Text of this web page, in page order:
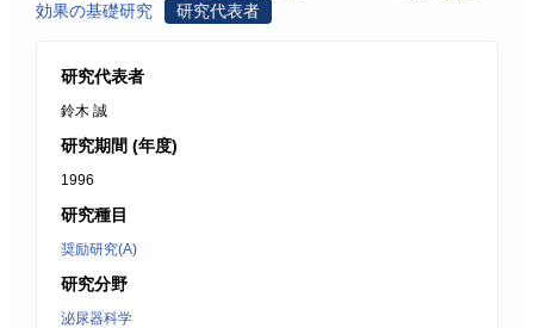
効果の基礎研究
研究代表者
研究代表者
鈴木 誠
研究期間 (年度)
1996
研究種目
奨励研究(A)
研究分野
泌尿器科学